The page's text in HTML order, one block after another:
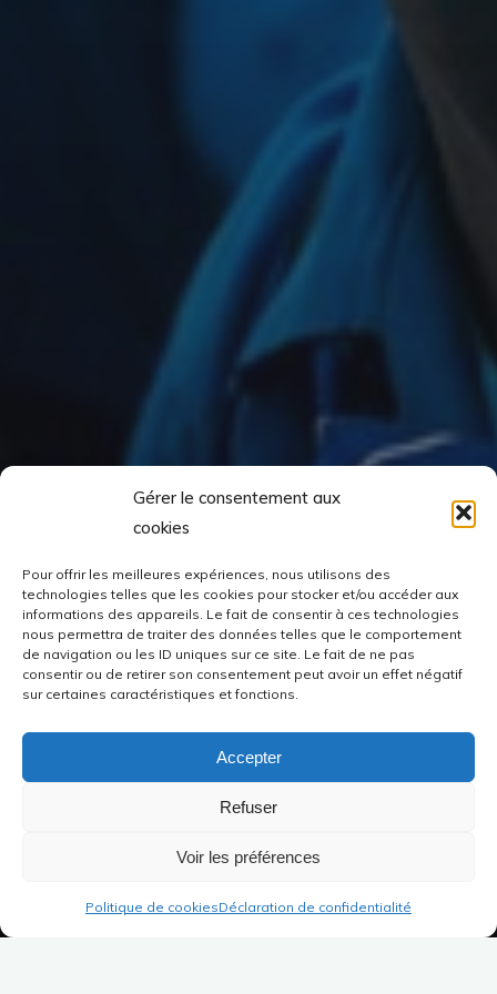
Gérer le consentement aux
cookies
Pour offrir les meilleures expériences, nous utilisons des
technologies telles que les cookies pour stocker et/ou accéder aux
informations des appareils. Le fait de consentir à ces technologies
nous permettra de traiter des données telles que le comportement
de navigation ou les ID uniques sur ce site. Le fait de ne pas
consentir ou de retirer son consentement peut avoir un effet négatif
sur certaines caractéristiques et fonctions.
Accepter
Refuser
Voir les préférences
Politique de cookiesDéclaration de confidentialité
AccueilArticles À propos